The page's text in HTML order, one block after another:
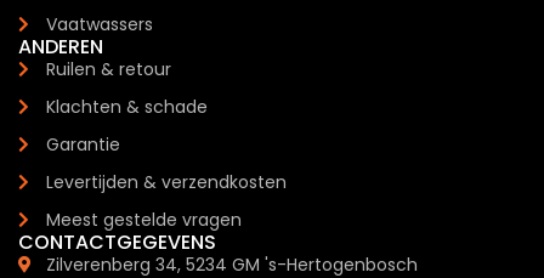
Vaatwassers
ANDEREN
Ruilen & retour
Klachten & schade
Garantie
Levertijden & verzendkosten
Meest gestelde vragen
CONTACTGEGEVENS
Zilverenberg 34, 5234 GM 's-Hertogenbosch